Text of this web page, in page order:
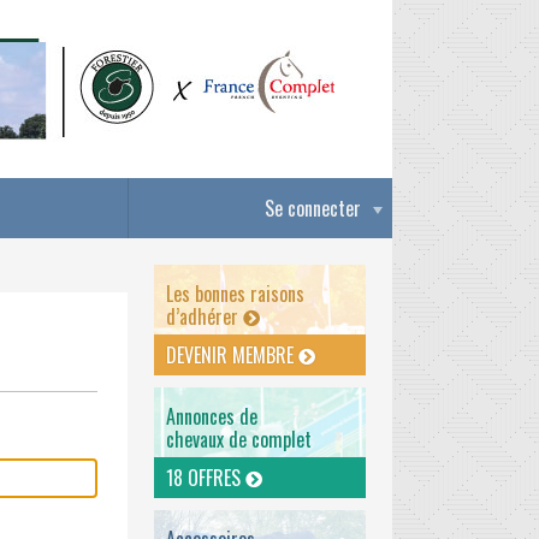
Se connecter
Les bonnes raisons
d’adhérer
DEVENIR MEMBRE
Annonces de
chevaux de complet
18 OFFRES